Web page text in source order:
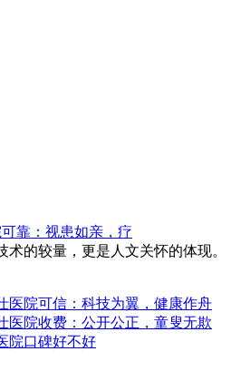
靠：视患如亲，疗
术的较量，更是人文关怀的体现。
医院可信：科技为翼，健康作舟
医院收费：公开公正，童叟无欺
院口碑好不好